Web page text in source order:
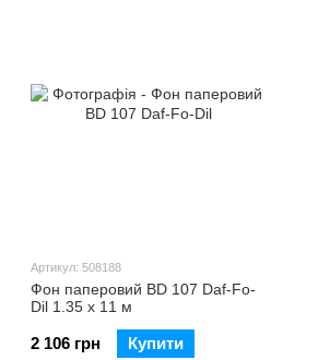
Артикул: 508188
Фон паперовий BD 107 Daf-Fo-
Dil 1.35 х 11 м
2 106 грн Купити